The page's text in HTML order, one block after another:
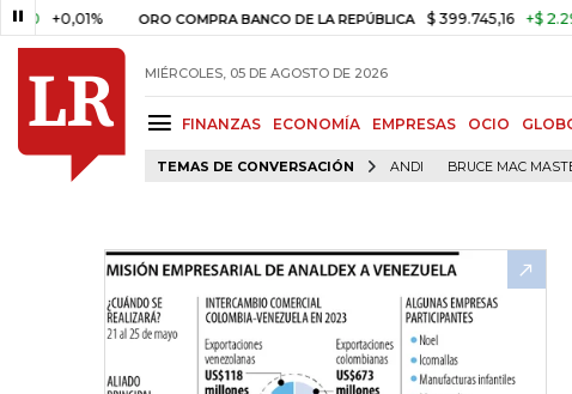
ORO COMPRA BANCO DE LA REPÚBLICA $ 399.745,16 +$ 2.295,71
MIÉRCOLES, 05 DE AGOSTO DE 2026
FINANZAS ECONOMÍA EMPRESAS OCIO
TEMAS DE CONVERSACIÓN ANDI BRUCE MAC